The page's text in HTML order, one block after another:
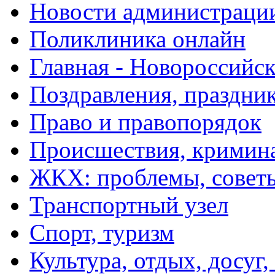
Новости
Поликлиника онлайн
Главная -
Поздравления,
Право и правопорядок
Происшествия,
ЖКХ: проблемы,
Транспортный узел
Спорт, туризм
Культура, отдых,